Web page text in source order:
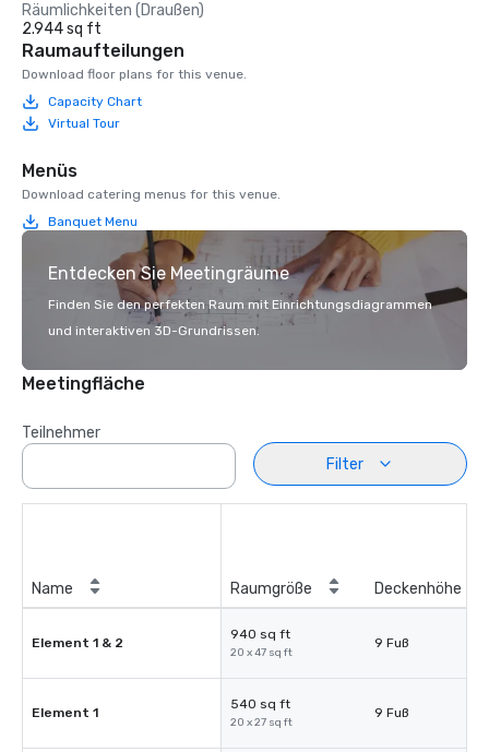
Räumlichkeiten (Draußen)
2.944 sq ft
Raumaufteilungen
Download floor plans for this venue.
Capacity Chart
Virtual Tour
Menüs
Download catering menus for this venue.
Banquet Menu
Entdecken Sie Meetingräume
Finden Sie den perfekten Raum mit Einrichtungsdiagrammen
und interaktiven 3D-Grundrissen.
Meetingfläche
Teilnehmer
Filter
Name Raumgröße Deckenhöhe
Element 1 & 2
940 sq ft
20 x 47 sq ft
9 Fuß
Element 1
540 sq ft
20 x 27 sq ft
9 Fuß